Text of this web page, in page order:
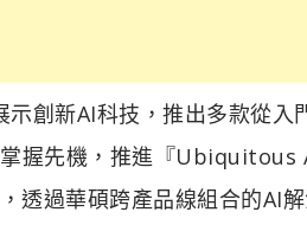
創新AI科技，推出多款從入
掌握先機，推進『Ubiquitous
過華碩跨產品線組合的AI解